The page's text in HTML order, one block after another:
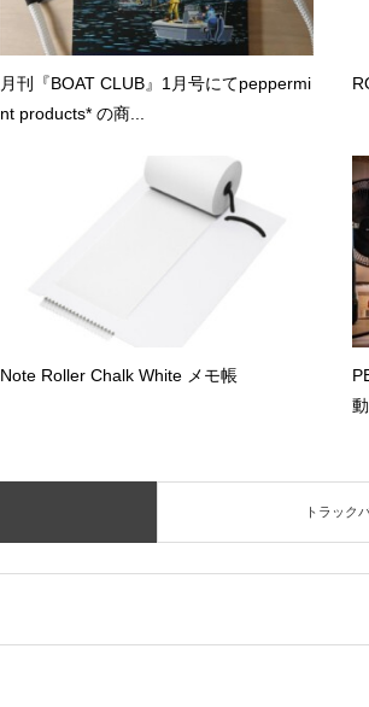
月刊『BOAT CLUB』1月号にてpeppermi
nt products* の商...
Note Roller Chalk White メモ帳
動
トラック